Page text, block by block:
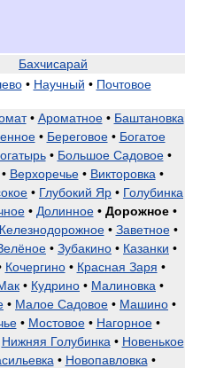
Бахчисарай
• Научный • Почтовое
• Ароматное• Баштановка
• Береговое• Богатое
• Большое Садовое•
Верхоречье• Викторовка •
• Глубокий Яр • Голубинка
• Долинное• Дорожное•
• Заветное•
• Зубакино • Казанки •
Кочергино• Красная Заря •
• Кудрино • Малиновка •
• Малое Садовое • Машино •
• Мостовое• Нагорное•
Нижняя Голубинка • Новенькое
• Новопавловка •